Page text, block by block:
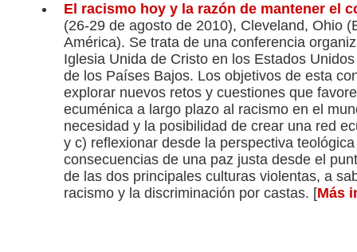
El racismo hoy y la razón de mantener el
(26-29 de agosto de 2010), Cleveland, Ohio
América). Se trata de una conferencia
Iglesia Unida de Cristo en los Estados
de los Países Bajos. Los objetivos de esta
explorar nuevos retos y cuestiones que
ecuménica a largo plazo al racismo en el
necesidad y la posibilidad de crear una red
y c) reflexionar desde la perspectiva
consecuencias de una paz justa desde el
de las dos principales culturas violentas, a
racismo y la discriminación por castas. [Más